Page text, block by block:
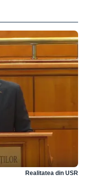
Realitatea din USR